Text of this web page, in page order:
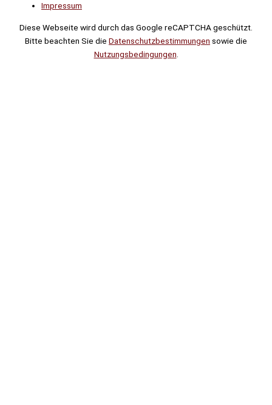
Impressum
Diese Webseite wird durch das Google reCAPTCHA geschützt.
Bitte beachten Sie die Datenschutzbestimmungen sowie die
Nutzungsbedingungen